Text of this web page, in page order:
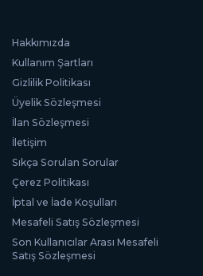
Hakkımızda
Kullanım Şartları
Gizlilik Politikası
Üyelik Sözleşmesi
İlan Sözleşmesi
İletişim
Sıkça Sorulan Sorular
Çerez Politikası
İptal ve İade Koşulları
Mesafeli Satış Sözleşmesi
Son Kullanıcılar Arası Mesafeli
Satış Sözleşmesi